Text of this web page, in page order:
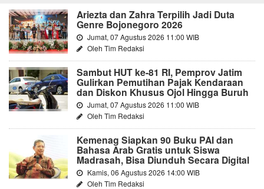
Ariezta dan Zahra Terpilih Jadi Duta
Genre Bojonegoro 2026
Jumat, 07 Agustus 2026 11:00 WIB
Oleh Tim Redaksi
Sambut HUT ke-81 RI, Pemprov Jatim
Gulirkan Pemutihan Pajak Kendaraan
dan Diskon Khusus Ojol Hingga Buruh
Jumat, 07 Agustus 2026 11:00 WIB
Oleh Tim Redaksi
Kemenag Siapkan 90 Buku PAI dan
Bahasa Arab Gratis untuk Siswa
Madrasah, Bisa Diunduh Secara Digital
Kamis, 06 Agustus 2026 14:00 WIB
Oleh Tim Redaksi